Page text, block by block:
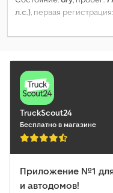
л.с.), первая регистрация:
класс выбросов:Евро 6,
фильтр, центральный
стабилизации (ESP)
TruckScout24
Бесплатно в магазине
Приложение №1
и автодомов!